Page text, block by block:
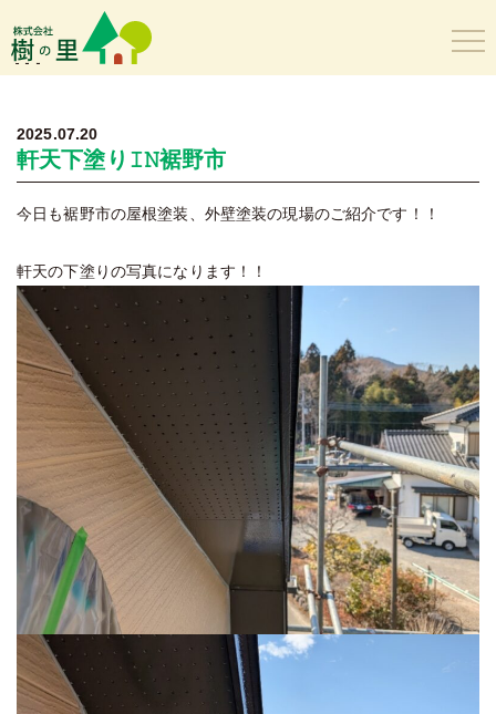
樹の里
2025.07.20
軒天下塗り𝙸𝙽裾野市
今日も裾野市の屋根塗装、外壁塗装の現場のご紹介です！！
軒天の下塗りの写真になります！！